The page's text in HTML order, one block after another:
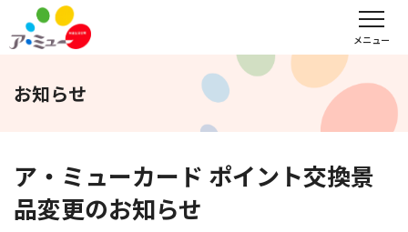
メニュー
フロアガイド レンタル会議室予約
サンキュー
福野タウンホテル
お知らせ
ア・ミューカード ポイント交換景
品変更のお知らせ